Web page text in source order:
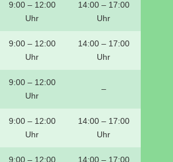
9:00 – 12:00
Uhr
14:00 – 17:00
Uhr
9:00 – 12:00
Uhr
14:00 – 17:00
Uhr
9:00 – 12:00
Uhr
–
9:00 – 12:00
Uhr
14:00 – 17:00
Uhr
9:00 – 12:00
14:00 – 17:00